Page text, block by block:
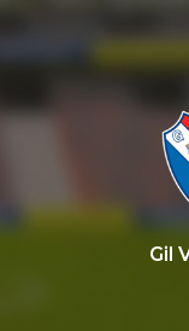
+ Recentes
Gil